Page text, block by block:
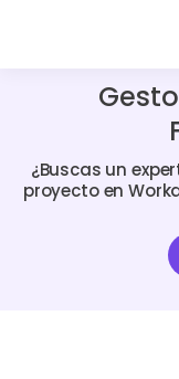
¿Buscas un
proyecto en